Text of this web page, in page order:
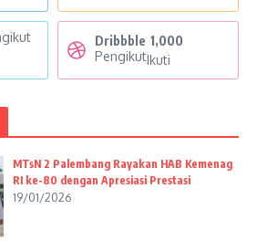
Dribbble 1,000
PengikutIkuti
MTsN 2 Palembang Rayakan HAB Kemenag
RI ke-80 dengan Apresiasi Prestasi
19/01/2026